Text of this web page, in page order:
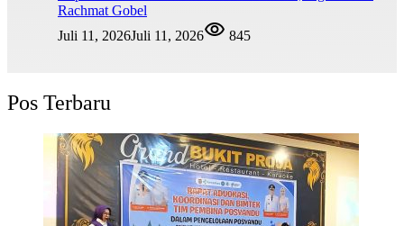
Rachmat Gobel
Juli 11, 2026Juli 11, 2026 845
Pos Terbaru